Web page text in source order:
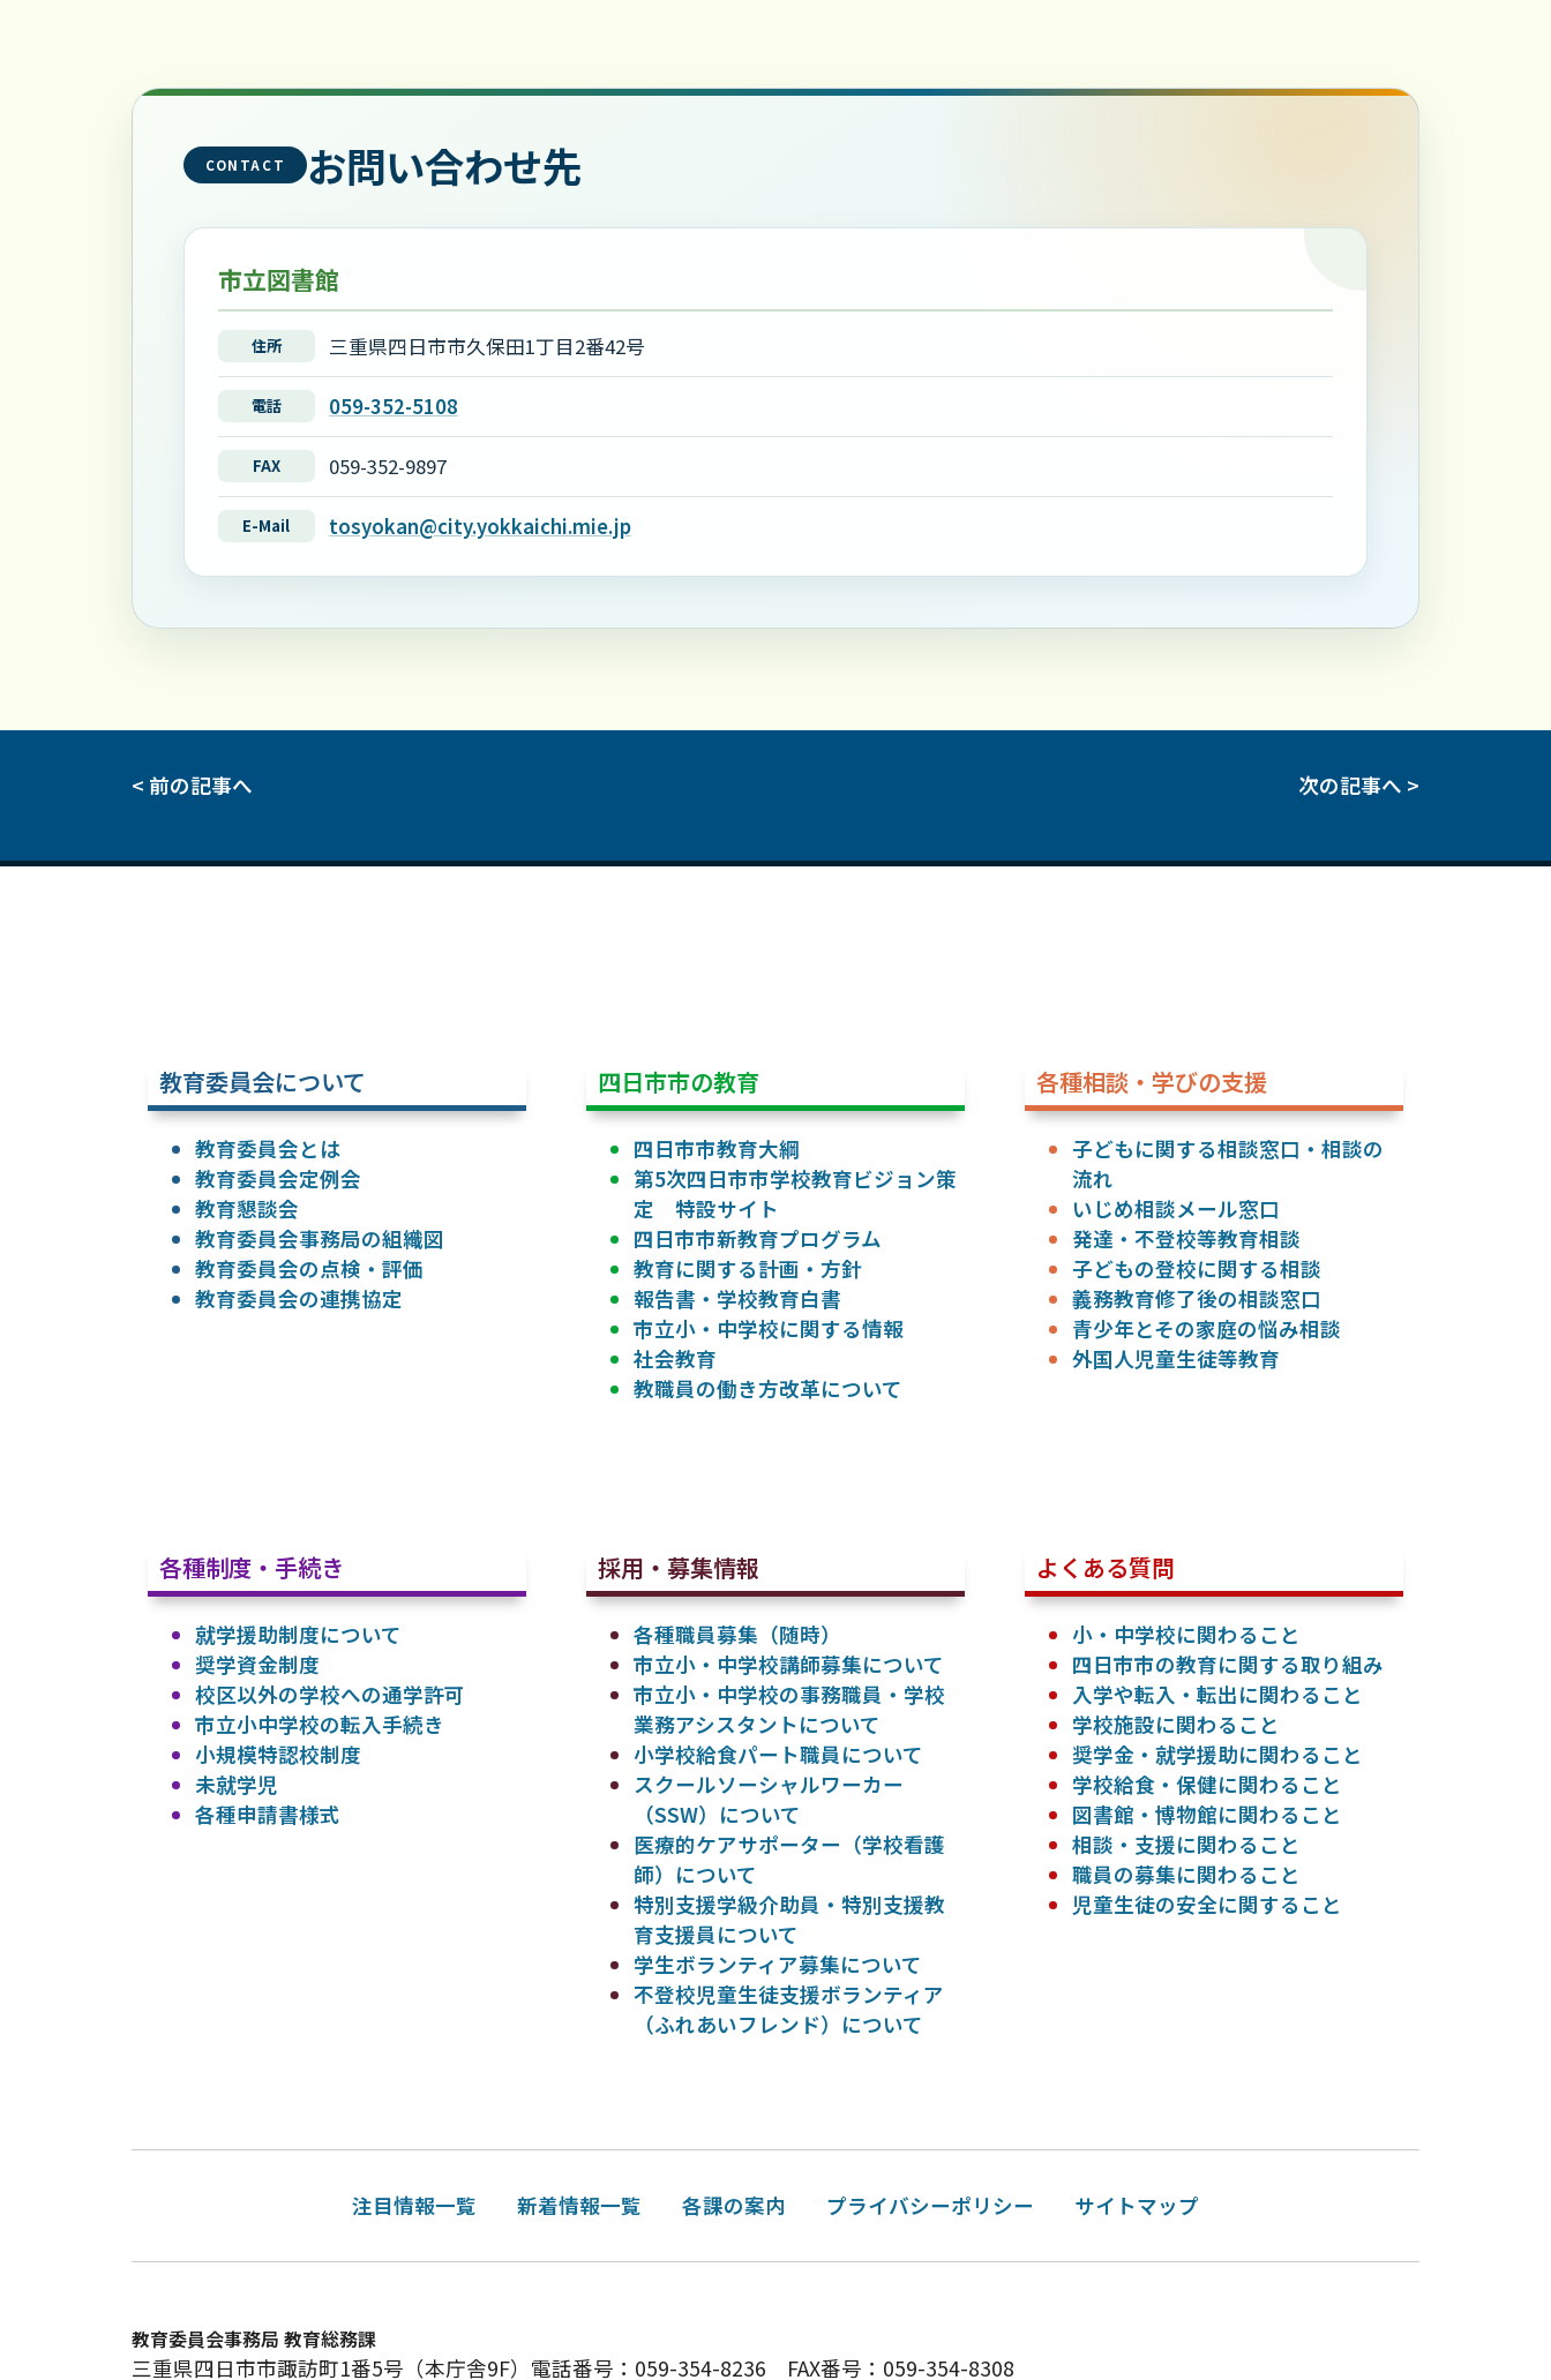
CONTACT お問い合わせ先
市立図書館
住所 三重県四日市市久保田1丁目2番42号
電話 059-352-5108
FAX 059-352-9897
E-Mail tosyokan@city.yokkaichi.mie.jp
< 前の記事へ 次の記事へ >
教育委員会について
教育委員会とは
教育委員会定例会
教育懇談会
教育委員会事務局の組織図
教育委員会の点検・評価
教育委員会の連携協定
四日市市の教育
四日市市教育大綱
第5次四日市市学校教育ビジョン策
定 特設サイト
四日市市新教育プログラム
教育に関する計画・方針
報告書・学校教育白書
市立小・中学校に関する情報
社会教育
教職員の働き方改革について
各種相談・学びの支援
子どもに関する相談窓口・相談の
流れ
いじめ相談メール窓口
発達・不登校等教育相談
子どもの登校に関する相談
義務教育修了後の相談窓口
青少年とその家庭の悩み相談
外国人児童生徒等教育
各種制度・手続き
就学援助制度について
奨学資金制度
校区以外の学校への通学許可
市立小中学校の転入手続き
小規模特認校制度
未就学児
各種申請書様式
採用・募集情報
各種職員募集（随時）
市立小・中学校講師募集について
市立小・中学校の事務職員・学校
業務アシスタントについて
小学校給食パート職員について
スクールソーシャルワーカー
（SSW）について
医療的ケアサポーター（学校看護
師）について
特別支援学級介助員・特別支援教
育支援員について
学生ボランティア募集について
不登校児童生徒支援ボランティア
（ふれあいフレンド）について
よくある質問
小・中学校に関わること
四日市市の教育に関する取り組み
入学や転入・転出に関わること
学校施設に関わること
奨学金・就学援助に関わること
学校給食・保健に関わること
図書館・博物館に関わること
相談・支援に関わること
職員の募集に関わること
児童生徒の安全に関すること
注目情報一覧 新着情報一覧 各課の案内 プライバシーポリシー サイトマップ
教育委員会事務局 教育総務課
三重県四日市市諏訪町1番5号（本庁舎9F）電話番号：059-354-8236 FAX番号：059-354-8308